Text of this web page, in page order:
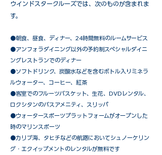
ウインドスタークルーズでは、次のものが含まれま
す。
●朝食、昼食、ディナー、24時間無料のルームサービス
​●アンフォラダイニング以外の予約制スペシャルダイニ
ングレストランでのディナー
●ソフトドリンク、炭酸水などを含むボトル入りミネラ
ルウォーター、コーヒー、紅茶
●客室でのフルーツバスケット、生花、DVDレンタル、
ロクシタンのバスアメニティ、スリッパ
●ウォータースポーツプラットフォームがオープンした
時のマリンスポーツ
●カリブ海、タヒチなどの航路においてシュノーケリン
グ・エクイップメントのレンタルが無料です